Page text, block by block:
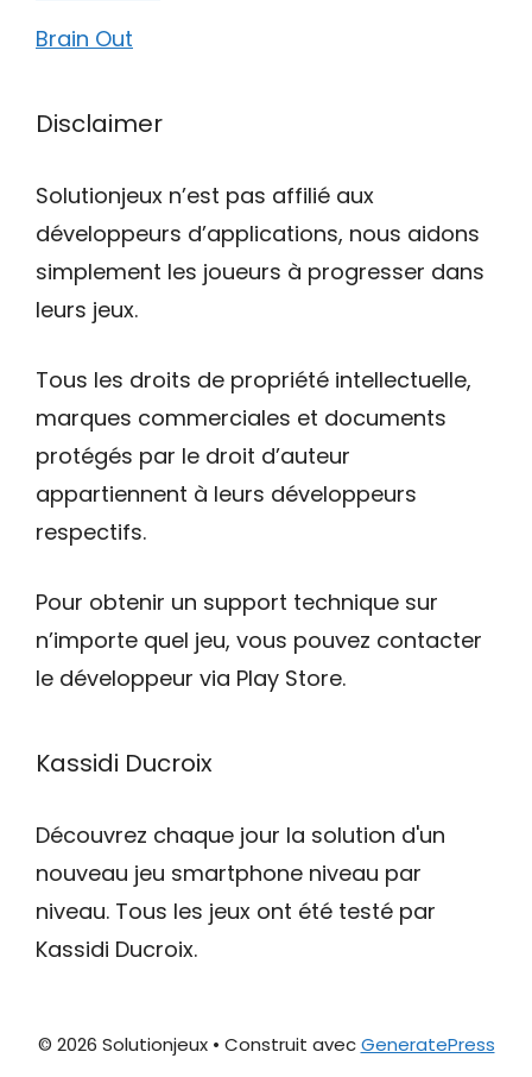
Brain Out
Disclaimer
Solutionjeux n’est pas affilié aux
développeurs d’applications, nous aidons
simplement les joueurs à progresser dans
leurs jeux.
Tous les droits de propriété intellectuelle,
marques commerciales et documents
protégés par le droit d’auteur
appartiennent à leurs développeurs
respectifs.
Pour obtenir un support technique sur
n’importe quel jeu, vous pouvez contacter
le développeur via Play Store.
Kassidi Ducroix
Découvrez chaque jour la solution d'un
nouveau jeu smartphone niveau par
niveau. Tous les jeux ont été testé par
Kassidi Ducroix.
© 2026 Solutionjeux• Construit avecGeneratePress